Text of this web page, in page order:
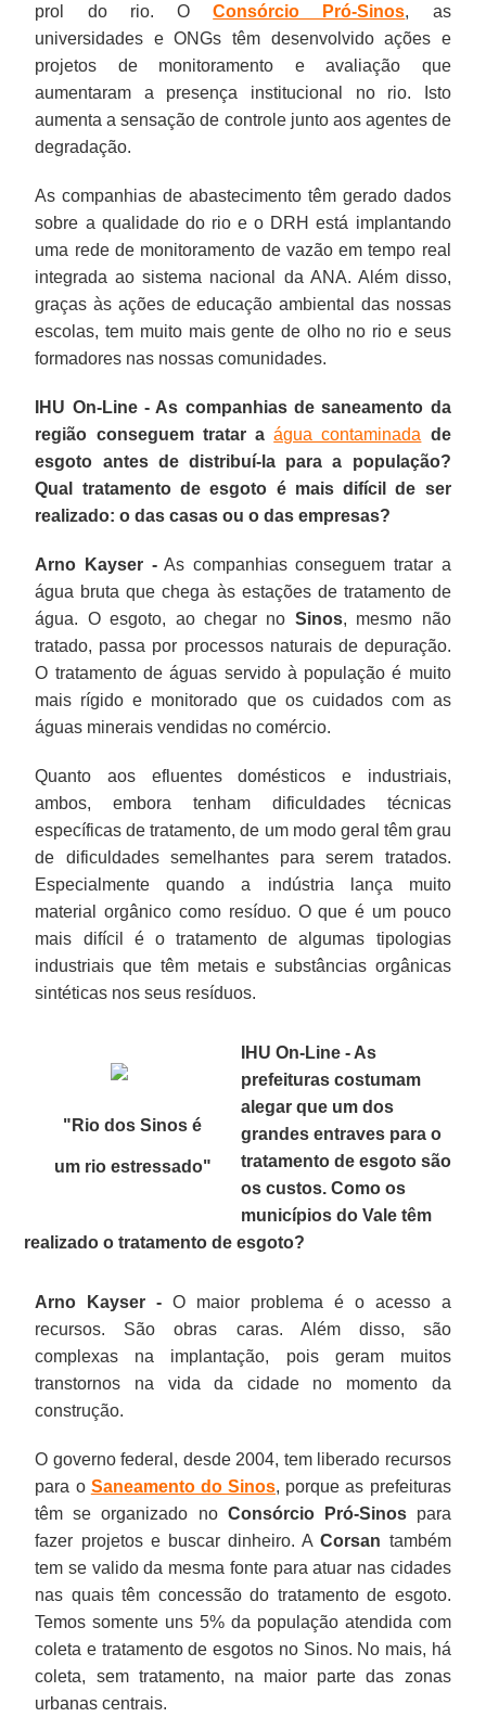
prol do rio. OConsórcio Pró-Sinos, as
universidades e ONGs têm desenvolvido ações e
projetos de monitoramento e avaliação que
aumentaram a presença institucional no rio. Isto
aumenta a sensação de controle junto aos agentes de
degradação.
As companhias de abastecimento têm gerado dados
sobre a qualidade do rio e o DRH está implantando
uma rede de monitoramento de vazão em tempo real
integrada ao sistema nacional da ANA. Além disso,
graças às ações de educação ambiental das nossas
escolas, tem muito mais gente de olho no rio e seus
formadores nas nossas comunidades.
IHU On-Line - As companhias de saneamento da
região conseguem tratar aágua contaminada de
esgoto antes de distribuí-la para a população?
Qual tratamento de esgoto é mais difícil de ser
realizado: o das casas ou o das empresas?
Arno Kayser -As companhias conseguem tratar a
água bruta que chega às estações de tratamento de
água. O esgoto, ao chegar no Sinos, mesmo não
tratado, passa por processos naturais de depuração.
O tratamento de águas servido à população é muito
mais rígido e monitorado que os cuidados com as
águas minerais vendidas no comércio.
Quanto aos efluentes domésticos e industriais,
ambos, embora tenham dificuldades técnicas
específicas de tratamento, de um modo geral têm grau
de dificuldades semelhantes para serem tratados.
Especialmente quando a indústria lança muito
material orgânico como resíduo. O que é um pouco
mais difícil é o tratamento de algumas tipologias
industriais que têm metais e substâncias orgânicas
sintéticas nos seus resíduos.
"Rio dos Sinos é
um rio estressado"
IHU On-Line - As
prefeituras costumam
alegar que um dos
grandes entraves para o
tratamento de esgoto são
os custos. Como os
municípios do Vale têm
realizado o tratamento de esgoto?
Arno Kayser - O maior problema é o acesso a
recursos. São obras caras. Além disso, são
complexas na implantação, pois geram muitos
transtornos na vida da cidade no momento da
construção.
O governo federal, desde 2004, tem liberado recursos
para o Saneamento do Sinos, porque as prefeituras
têm se organizado no Consórcio Pró-Sinospara
fazer projetos e buscar dinheiro. ACorsan também
tem se valido da mesma fonte para atuar nas cidades
nas quais têm concessão do tratamento de esgoto.
Temos somente uns 5% da população atendida com
coleta e tratamento de esgotos no Sinos. No mais, há
coleta, sem tratamento, na maior parte das zonas
urbanas centrais.